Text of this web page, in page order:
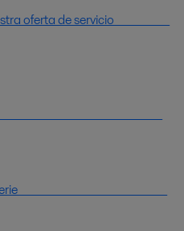
oferta de servicio
repuesto
de serie